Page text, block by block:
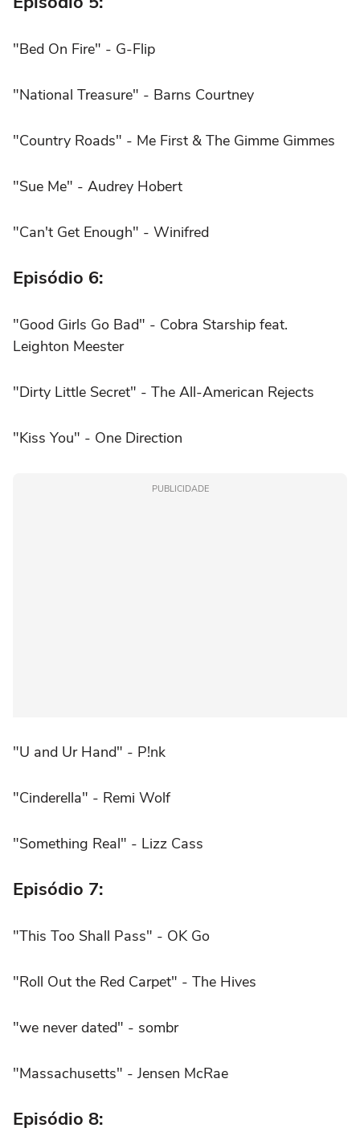
"Bed On Fire" - G-Flip
"National Treasure" - Barns Courtney
"Country Roads" - Me First & The Gimme Gimmes
"Sue Me" - Audrey Hobert
"Can't Get Enough" - Winifred
Episódio 6:
"Good Girls Go Bad" - Cobra Starship feat.
Leighton Meester
"Dirty Little Secret" - The All-American Rejects
"Kiss You" - One Direction
PUBLICIDADE
"U and Ur Hand" - P!nk
"Cinderella" - Remi Wolf
"Something Real" - Lizz Cass
Episódio 7:
"This Too Shall Pass" - OK Go
"Roll Out the Red Carpet" - The Hives
"we never dated" - sombr
"Massachusetts" - Jensen McRae
Episódio 8: